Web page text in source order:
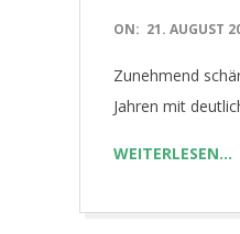
2021-
21
ON: 21. AUGUST
Zunehmend
Jahren mit
WEITERLESEN…